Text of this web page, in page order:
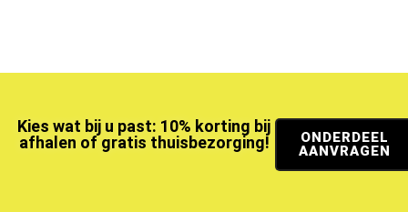
Kies wat bij u past: 10% korting bij
afhalen of gratis thuisbezorging!
ONDERDEEL
AANVRAGEN